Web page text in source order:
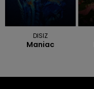
DISIZ
Maniac